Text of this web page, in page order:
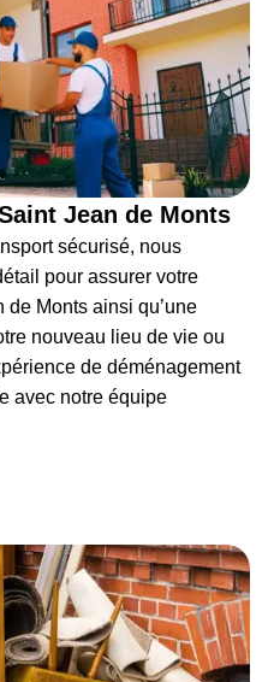
Jean de Monts
sécurisé, nous
pour assurer votre
Monts ainsi qu’une
nouveau lieu de vie ou
de déménagement
avec notre équipe